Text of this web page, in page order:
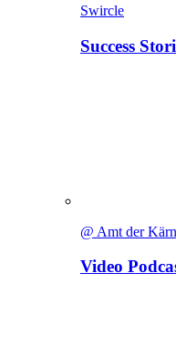
Swircle
Success
@ Amt der
Video